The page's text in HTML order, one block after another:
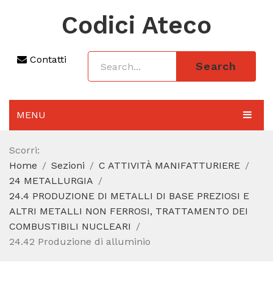
Codici Ateco
Contatti
Search
MENU
AGGIORNAMENTO 2025
SEZIONI
CODICE ATECO A COSA SERVE
CODICE FISCALE
Scorri:
Home
Sezioni
C ATTIVITÀ MANIFATTURIERE
24 METALLURGIA
24.4 PRODUZIONE DI METALLI DI BASE PREZIOSI E
ALTRI METALLI NON FERROSI, TRATTAMENTO DEI
COMBUSTIBILI NUCLEARI
24.42 Produzione di alluminio